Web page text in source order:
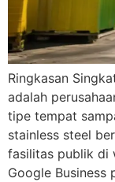
Ringkasan
adalah
tipe tempat
stainless steel
fasilitas publik di
Google Business